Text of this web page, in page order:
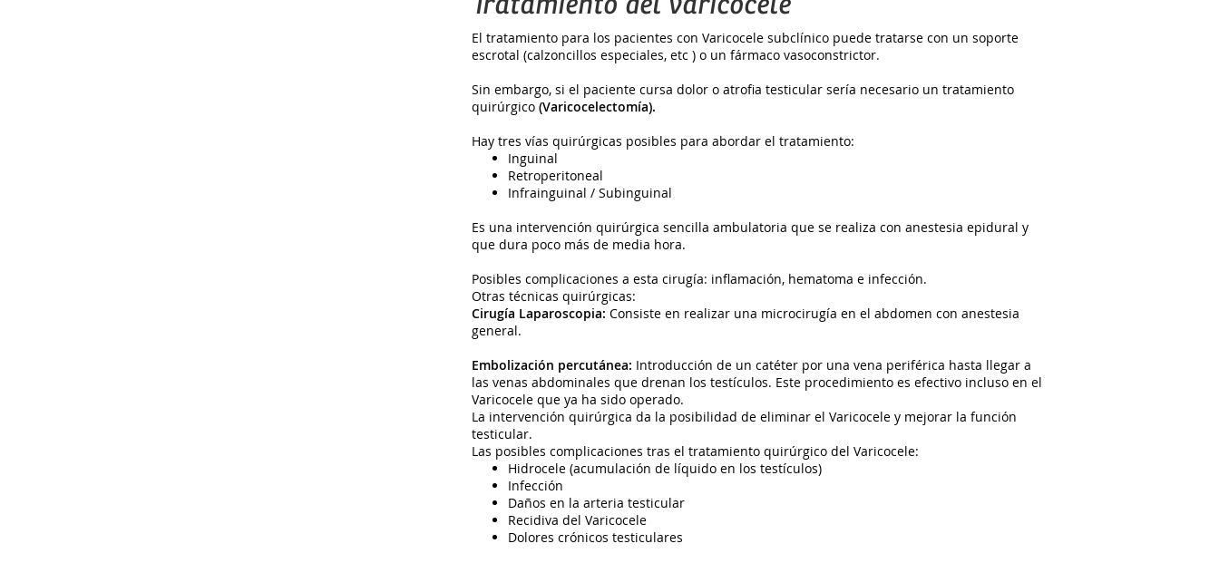
El tratamiento para los pacientes con Varicocele subclínico puede tratarse con un soporte
escrotal (calzoncillos especiales, etc ) o un fármaco vasoconstrictor.
Sin embargo, si el paciente cursa dolor o atrofia testicular sería necesario un tratamiento
quirúrgico (Varicocelectomía).
Hay tres vías quirúrgicas posibles para abordar el tratamiento:
Inguinal
Retroperitoneal
Infrainguinal / Subinguinal
Es una intervención quirúrgica sencilla ambulatoria que se realiza con anestesia epidural y
que dura poco más de media hora.
Posibles complicaciones a esta cirugía: inflamación, hematoma e infección.
Otras técnicas quirúrgicas:
Cirugía Laparoscopia: Consiste en realizar una microcirugía en el abdomen con anestesia
general.
Embolización percutánea: Introducción de un catéter por una vena periférica hasta llegar a
las venas abdominales que drenan los testículos. Este procedimiento es efectivo incluso en el
Varicocele que ya ha sido operado.
La intervención quirúrgica da la posibilidad de eliminar el Varicocele y mejorar la función
testicular.
Las posibles complicaciones tras el tratamiento quirúrgico del Varicocele:
Hidrocele (acumulación de líquido en los testículos)
Infección
Daños en la arteria testicular
Recidiva del Varicocele
Dolores crónicos testiculares